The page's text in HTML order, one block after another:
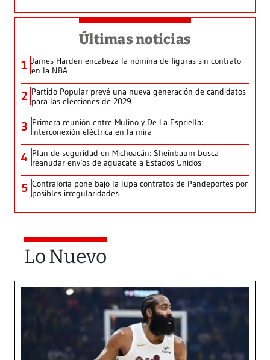
Últimas noticias
1 James Harden encabeza la nómina de figuras sin contrato
en la NBA
2 Partido Popular prevé una nueva generación de candidatos
para las elecciones de 2029
3 Primera reunión entre Mulino y De La Espriella:
interconexión eléctrica en la mira
4 Plan de seguridad en Michoacán: Sheinbaum busca
reanudar envíos de aguacate a Estados Unidos
5 Contraloría pone bajo la lupa contratos de Pandeportes por
posibles irregularidades
Lo Nuevo